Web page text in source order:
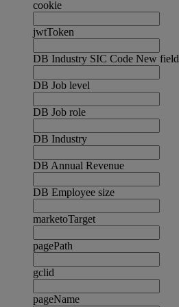
cookie
jwtToken
DB Industry SIC Code New field
DB Job level
DB Job role
DB Industry
DB Annual Revenue
DB Employee size
marketoTarget
pagePath
gclid
pageName